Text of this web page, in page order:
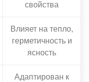
свойства
Влияет на тепло,
герметичность и
ясность
Адаптирован к